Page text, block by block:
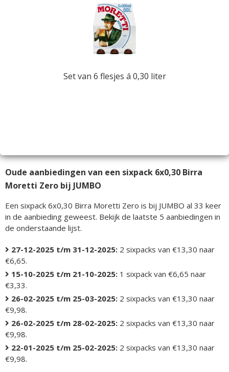
Set van 6 flesjes á 0,30 liter
Oude aanbiedingen van een sixpack 6x0,30 Birra
Moretti Zero bij JUMBO
Een sixpack 6x0,30 Birra Moretti Zero is bij JUMBO al 33 keer
in de aanbieding geweest. Bekijk de laatste 5 aanbiedingen in
de onderstaande lijst.
27-12-2025 t/m 31-12-2025: 2 sixpacks van €13,30 naar
€6,65.
15-10-2025 t/m 21-10-2025: 1 sixpack van €6,65 naar
€3,33.
26-02-2025 t/m 25-03-2025: 2 sixpacks van €13,30 naar
€9,98.
26-02-2025 t/m 28-02-2025: 2 sixpacks van €13,30 naar
€9,98.
22-01-2025 t/m 25-02-2025: 2 sixpacks van €13,30 naar
€9,98.